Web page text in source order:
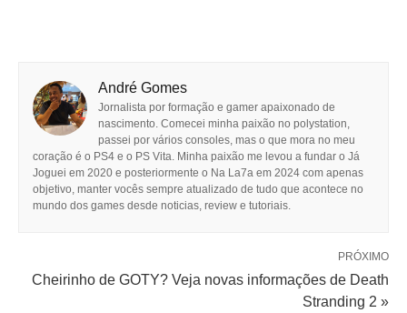
André Gomes
Jornalista por formação e gamer apaixonado de
nascimento. Comecei minha paixão no polystation,
passei por vários consoles, mas o que mora no meu
coração é o PS4 e o PS Vita. Minha paixão me levou a fundar o Já
Joguei em 2020 e posteriormente o Na La7a em 2024 com apenas
objetivo, manter vocês sempre atualizado de tudo que acontece no
mundo dos games desde noticias, review e tutoriais.
PRÓXIMO
Cheirinho de GOTY? Veja novas informações de Death
Stranding 2 »